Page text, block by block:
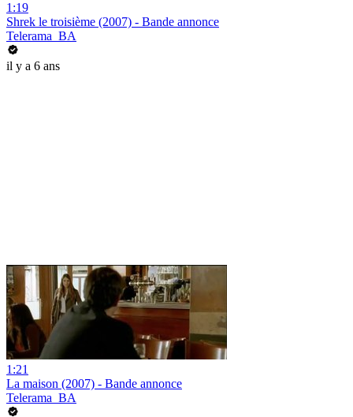
1:19
Shrek le troisième (2007) - Bande annonce
Telerama_BA
il y a 6 ans
1:21
La maison (2007) - Bande annonce
Telerama_BA